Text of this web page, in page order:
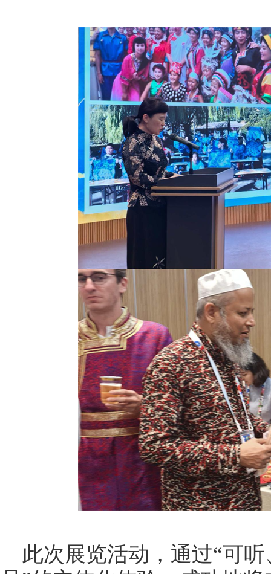
此次展览活动，通过“可